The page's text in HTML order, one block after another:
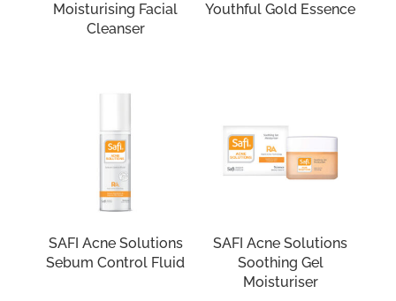
Moisturising Facial
Cleanser
Youthful Gold Essence
SAFI Acne Solutions
Sebum Control Fluid
SAFI Acne Solutions
Soothing Gel
Moisturiser